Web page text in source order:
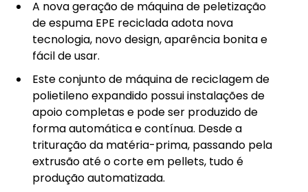
A nova geração de máquina de peletização
de espuma EPE reciclada adota nova
tecnologia, novo design, aparência bonita e
fácil de usar.
Este conjunto de máquina de reciclagem de
polietileno expandido possui instalações de
apoio completas e pode ser produzido de
forma automática e contínua. Desde a
trituração da matéria-prima, passando pela
extrusão até o corte em pellets, tudo é
produção automatizada.